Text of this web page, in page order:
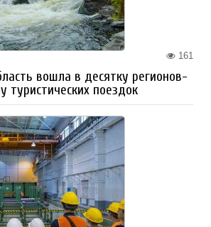
161
вошла в десятку регионов-
туристических поездок